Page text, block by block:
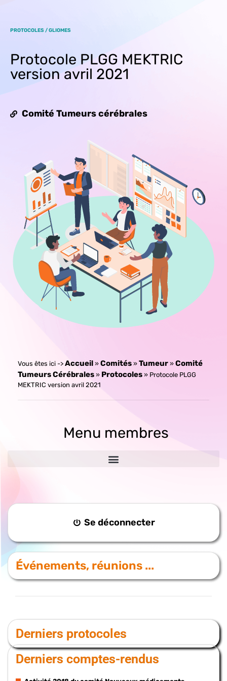
Comité Tumeurs cérébrales
PROTOCOLES / GLIOMES
Protocole PLGG MEKTRIC
version avril 2021
Accueil » Comités » Tumeur » Comité
Tumeurs Cérébrales » Protocoles » Protocole PLGG
MEKTRIC version avril 2021
Menu membres
Se déconnecter
Événements, réunions ...
Derniers protocoles
Derniers comptes-rendus